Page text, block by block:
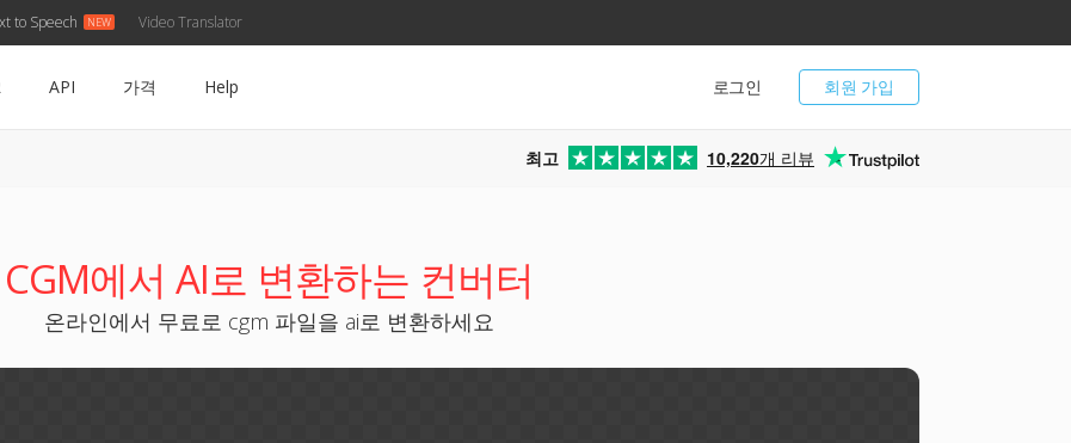
to Speech Video Translator
회원 가입
로그인
API 가격 Help
최고 10,220개 리뷰
CGM에서 AI로 변환하는 컨버터
온라인에서 무료로 cgm 파일을 ai로 변환하세요